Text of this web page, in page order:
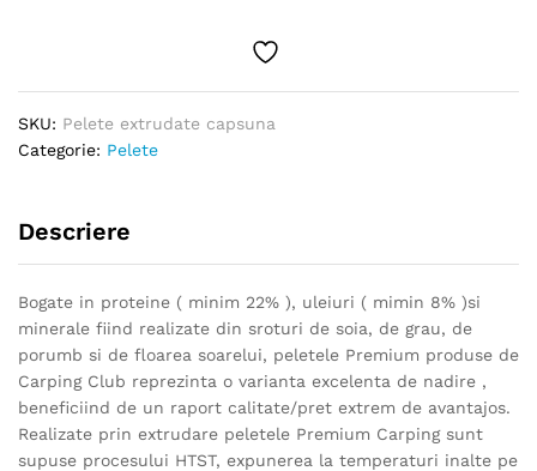
SKU: Pelete extrudate capsuna
Categorie: Pelete
Descriere
Bogate in proteine ( minim 22% ), uleiuri ( mimin 8% )si
minerale fiind realizate din sroturi de soia, de grau, de
porumb si de floarea soarelui, peletele Premium produse de
Carping Club reprezinta o varianta excelenta de nadire ,
beneficiind de un raport calitate/pret extrem de avantajos.
Realizate prin extrudare peletele Premium Carping sunt
supuse procesului HTST, expunerea la temperaturi inalte pe